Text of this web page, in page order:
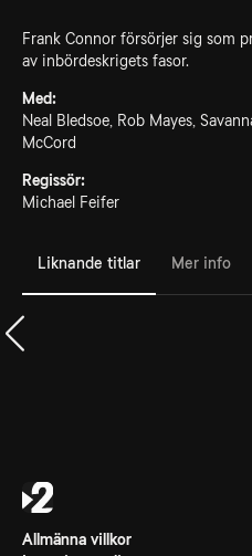
Frank Connor försörjer sig som
av inbördeskrigets fasor.
Med:
Neal Bledsoe, Rob Mayes,
McCord
Regissör:
Michael Feifer
Liknande titlar Mer info
Allmänna villkor